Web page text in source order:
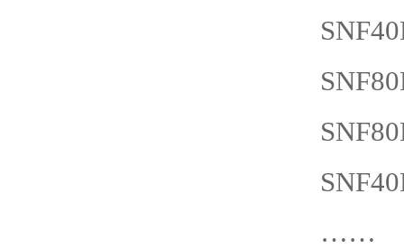
SNF40
SNF80
SNF80
SNF40
……